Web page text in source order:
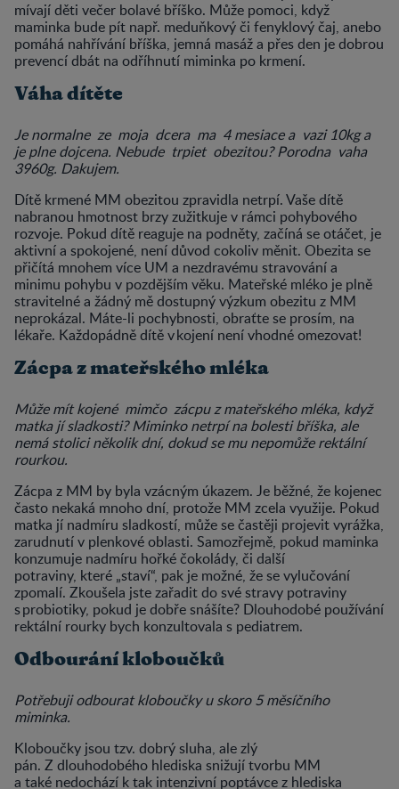
mívají děti večer bolavé bříško. Může pomoci, když
maminka bude pít např. meduňkový či fenyklový čaj, anebo
pomáhá nahřívání bříška, jemná masáž a přes den je dobrou
prevencí dbát na odříhnutí miminka po krmení.
Váha dítěte
Je normalne ze moja dcera ma 4 mesiace a vazi 10kg a
je plne dojcena. Nebude trpiet obezitou? Porodna vaha
3960g. Dakujem.
Dítě krmené MM obezitou zpravidla netrpí. Vaše dítě
nabranou hmotnost brzy zužitkuje v rámci pohybového
rozvoje. Pokud dítě reaguje na podněty, začíná se otáčet, je
aktivní a spokojené, není důvod cokoliv měnit. Obezita se
přičítá mnohem více UM a nezdravému stravování a
minimu pohybu v pozdějším věku. Mateřské mléko je plně
stravitelné a žádný mě dostupný výzkum obezitu z MM
neprokázal. Máte-li pochybnosti, obraťte se prosím, na
lékaře. Každopádně dítě v kojení není vhodné omezovat!
Zácpa z mateřského mléka
Může mít kojené mimčo zácpu z mateřského mléka, když
matka jí sladkosti? Miminko netrpí na bolesti bříška, ale
nemá stolici několik dní, dokud se mu nepomůže rektální
rourkou.
Zácpa z MM by byla vzácným úkazem. Je běžné, že kojenec
často nekaká mnoho dní, protože MM zcela využije. Pokud
matka jí nadmíru sladkostí, může se častěji projevit vyrážka,
zarudnutí v plenkové oblasti. Samozřejmě, pokud maminka
konzumuje nadmíru hořké čokolády, či další
potraviny, které „staví“, pak je možné, že se vylučování
zpomalí. Zkoušela jste zařadit do své stravy potraviny
s probiotiky, pokud je dobře snášíte? Dlouhodobé používání
rektální rourky bych konzultovala s pediatrem.
Odbourání kloboučků
Potřebuji odbourat kloboučky u skoro 5 měsíčního
miminka.
Kloboučky jsou tzv. dobrý sluha, ale zlý
pán. Z dlouhodobého hlediska snižují tvorbu MM
a také nedochází k tak intenzivní poptávce z hlediska